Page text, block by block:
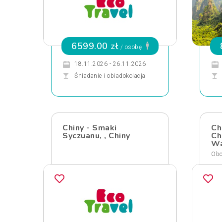
6599.00 zł / osobę
18.11.2026 - 26.11.2026
Śniadanie i obiadokolacja
Chiny - Smaki
Syczuanu, , Chiny